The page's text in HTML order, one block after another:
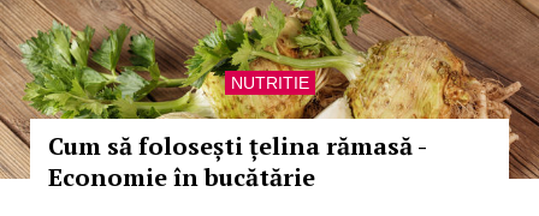
NUTRITIE
Cum să folosești țelina rămasă -
Economie în bucătărie